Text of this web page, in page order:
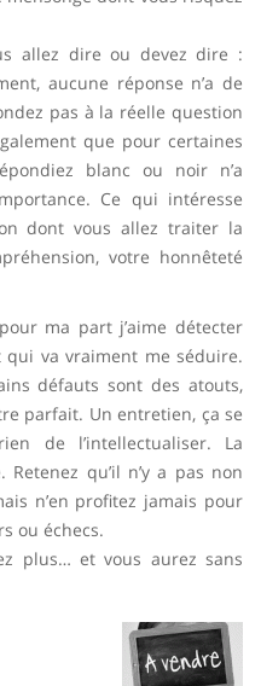
allez dire ou devez dire :
aucune réponse n’a de
pas à la réelle question
que pour certaines
blanc ou noir n’a
Ce qui intéresse
dont vous allez traiter la
votre honnêteté
ma part j’aime détecter
qui va vraiment me séduire.
défauts sont des atouts,
parfait. Un entretien, ça se
de l’intellectualiser. La
qu’il n’y a pas non
n’en profitez jamais pour
ou échecs.
plus… et vous aurez sans